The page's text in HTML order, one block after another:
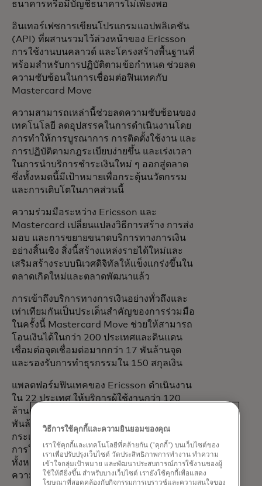
ธนาคารหรือมีบัญชีธนาคารไม่เพียงพอ
อินเทอร์เฟซการเขียนโปรแกรมแอปพลิเคชัน
(API) ที่ผสานรวมไว้ล่วงหน้าของ Ericsson
การใช้งานบนคลาวด์ และโครงสร้างพื้นฐานที่
พร้อมสำหรับการปฏิบัติตามข้อกำหนด ช่วยลด
ความซับซ้อนในการเชื่อมต่อฟินเทคกับ
Mastercard Move
ความสามารถเหล่านี้ช่วยลดความซับซ้อนของ
เทคโนโลยี ลดอุปสรรคในการดำเนินงานโดย
การทำให้การบูรณาการ การติดตั้งใช้งาน และ
การปฏิบัติตามกฎระเบียบง่ายขึ้น และเร่งเวลา
ในการนำบริการชำระเงินใหม่ ๆ ออกสู่ตลาด
ซึ่งทั้งหมดนี้มีเป้าหมายเพื่อกระตุ้นนวัตกรรม
และการเติบโตในภาคส่วนนี้
ความร่วมมือระหว่าง Ericsson และ
Mastercard เปลี่ยนแปลงวิธีการสร้าง การส่ง
มอบ และการขยายขนาดบริการทางการเงิน
อย่างสิ้นเชิง สิ่งนี้สร้างแหล่งรายได้ใหม่และ
เสริมสร้างระบบนิเวศดิจิทัลให้แข็งแกร่งขึ้นใน
ตลาดเกิดใหม่และตลาดพัฒนาแล้ว
การเข้าถึงบริการทางการเงินอย่างทั่วถึงและ
เท่าเทียมกันเป็นประเด็นสำคัญของการร่วมมือ
ในครั้งนี้ Mastercard Move ช่วยให้สามารถ
โอนเงินได้ในกว่า 200 ประเทศและดินแดน
เชื่อมต่อจุดเชื่อมต่อมากกว่า 17 พันล้านจุด
และรองรับการทำธุรกรรมใน 150 สกุลเงิน
แพลตฟอร์มฟินเทคของ Ericsson ดำเนินงาน
ใน 22 ประเทศ ให้บริการผู้ใช้งานกว่า 120
ล้านราย และประมวลผลธุรกรรมมากกว่า 4
พันล้านรายการต่อเดือน ครอบคลุมบริการ
กระเป๋าเงินดิจิทัล การชำระเงิน การโอนเงิน
การให้สินเชื่อ และบริการสะสมแต้ม โดย
ทั้งหมดนี้ได้รับการสนับสนุนจากระบบรักษา
ความปลอดภัยระดับองค์กร
วิธีการใช้คุกกี้และความยินยอมของคุณ
เราใช้คุกกี้และเทคโนโลยีที่คล้ายกัน ('คุกกี้') บนเว็บไซต์ของ
เราเพื่อปรับปรุงเว็บไซต์ วัดประสิทธิภาพการทำงาน ทำความ
เข้าใจกลุ่มเป้าหมาย และพัฒนาประสบการณ์การใช้งานของผู้
ใช้ให้ดียิ่งขึ้น สำหรับบางเว็บไซต์ เรายังใช้คุกกี้เพื่อแสดง
โฆษณาที่สอดคล้องกับกิจกรรมการเบราวซ์และความสนใจของ